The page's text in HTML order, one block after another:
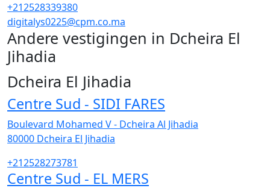
+212528339380
digitalys0225@cpm.co.ma
Andere vestigingen in Dcheira El
Jihadia
Dcheira El Jihadia
Centre Sud - SIDI FARES
Boulevard Mohamed V - Dcheira Al Jihadia
80000 Dcheira El Jihadia
+212528273781
Centre Sud - EL MERS